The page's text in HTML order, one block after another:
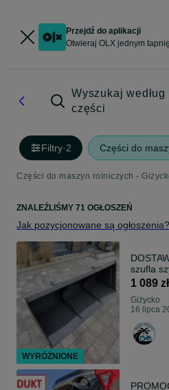
Przejdź do aplikacji
Otwieraj OLX jednym
Wyszukaj
części
Filtry·2 Części do
ZNALEŹLIŚMY 71 OGŁOSZEŃ
Jak pozycjonowane są ogłoszenia?
szufla
SIPA
1 089 zł
Giżycko
16 lipca
WYRÓŻNIONE